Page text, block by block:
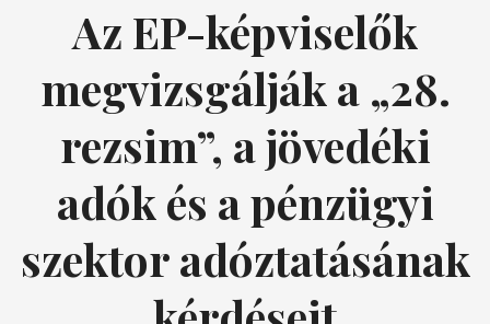
Az EP-képviselők
megvizsgálják a „28.
rezsim”, a jövedéki
adók és a pénzügyi
szektor adóztatásának